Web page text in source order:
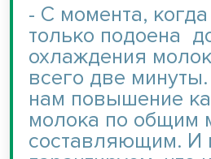
- С момента,
только подоена
охлаждения
всего две
нам повышение
молока по общим
составляющим. И